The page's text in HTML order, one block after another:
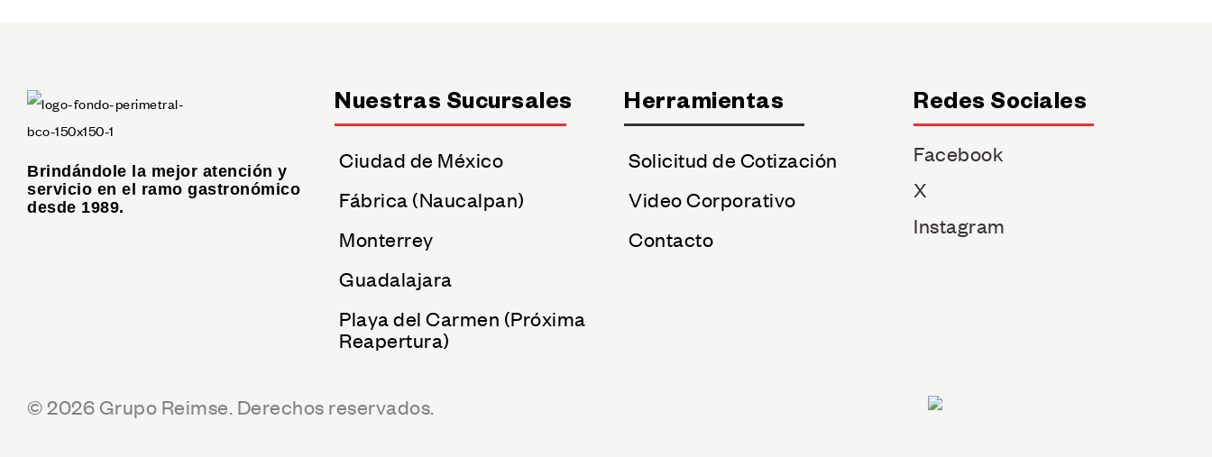
Brindándole la mejor atención y
servicio en el ramo gastronómico
desde 1989.
Nuestras Sucursales
Ciudad de México
Fábrica (Naucalpan)
Monterrey
Guadalajara
Playa del Carmen (Próxima
Reapertura)
Herramientas
Solicitud de Cotización
Video Corporativo
Contacto
Redes Sociales
Facebook
X
Instagram
© 2026 Grupo Reimse. Derechos reservados.